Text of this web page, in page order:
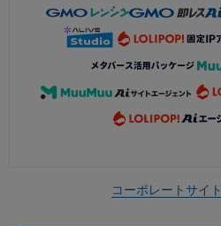
コーポレートサイト